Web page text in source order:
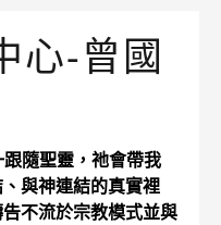
心-曾國
隨聖靈，祂會帶我
與神連結的真實裡
不流於宗教模式並與